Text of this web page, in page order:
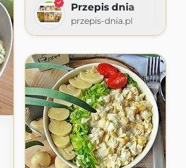
Przepis dnia
przepis-dnia.pl